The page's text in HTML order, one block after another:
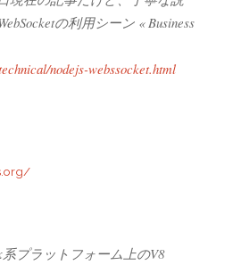
の利用シーン « Business
nodejs-webssocket.html
系プラットフォーム上のV8